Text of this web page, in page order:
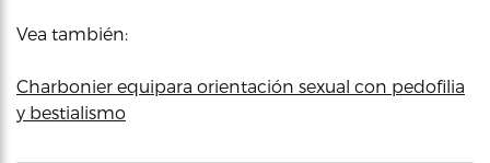
Vea también:
Charbonier equipara orientación sexual con pedofilia
y bestialismo